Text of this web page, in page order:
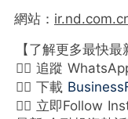
網站：
【了解更多最快
👉🏻 追蹤
👉🏻 下載
👉🏻 立即Follow